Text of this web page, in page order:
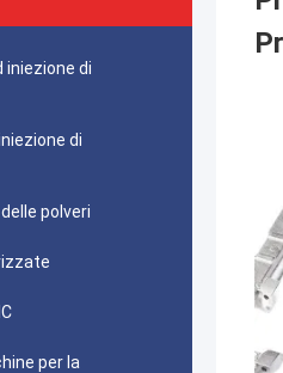
iniezione di
di
polveri
per la